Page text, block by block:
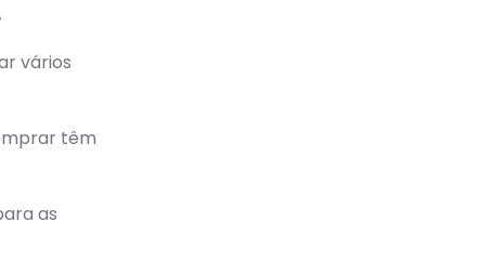
vários
têm
as